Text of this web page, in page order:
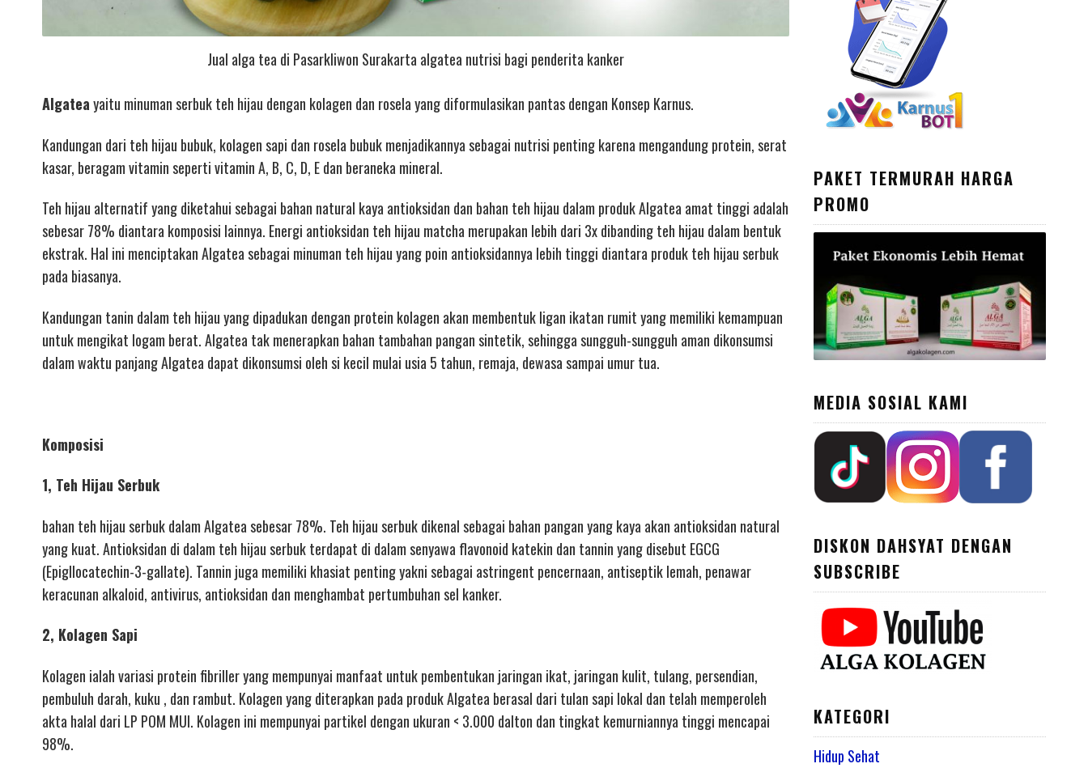
Jual alga tea di Pasarkliwon Surakarta algatea nutrisi bagi penderita kanker
Algateayaitu minuman serbuk teh hijau dengan kolagen dan rosela yang diformulasikan pantas dengan Konsep Karnus.
Kandungan dari teh hijau bubuk, kolagen sapi dan rosela bubuk menjadikannya sebagai nutrisi penting karena mengandung protein, serat
kasar, beragam vitamin seperti vitamin A, B, C, D, E dan beraneka mineral.
Teh hijau alternatif yang diketahui sebagai bahan natural kaya antioksidan dan bahan teh hijau dalam produk Algatea amat tinggi adalah
sebesar 78% diantara komposisi lainnya. Energi antioksidan teh hijau matcha merupakan lebih dari 3x dibanding teh hijau dalam bentuk
ekstrak. Hal ini menciptakan Algatea sebagai minuman teh hijau yang poin antioksidannya lebih tinggi diantara produk teh hijau serbuk
pada biasanya.
Kandungan tanin dalam teh hijau yang dipadukan dengan protein kolagen akan membentuk ligan ikatan rumit yang memiliki kemampuan
untuk mengikat logam berat. Algatea tak menerapkan bahan tambahan pangan sintetik, sehingga sungguh-sungguh aman dikonsumsi
dalam waktu panjang Algatea dapat dikonsumsi oleh si kecil mulai usia 5 tahun, remaja, dewasa sampai umur tua.
Komposisi
1, Teh Hijau Serbuk
bahan teh hijau serbuk dalam Algatea sebesar 78%. Teh hijau serbuk dikenal sebagai bahan pangan yang kaya akan antioksidan natural
yang kuat. Antioksidan di dalam teh hijau serbuk terdapat di dalam senyawa flavonoid katekin dan tannin yang disebut EGCG
(Epigllocatechin-3-gallate). Tannin juga memiliki khasiat penting yakni sebagai astringent pencernaan, antiseptik lemah, penawar
keracunan alkaloid, antivirus, antioksidan dan menghambat pertumbuhan sel kanker.
2, Kolagen Sapi
Kolagen ialah variasi protein fibriller yang mempunyai manfaat untuk pembentukan jaringan ikat, jaringan kulit, tulang, persendian,
pembuluh darah, kuku , dan rambut. Kolagen yang diterapkan pada produk Algatea berasal dari tulan sapi lokal dan telah memperoleh
akta halal dari LP POM MUI. Kolagen ini mempunyai partikel dengan ukuran < 3.000 dalton dan tingkat kemurniannya tinggi mencapai
98%.
PAKET TERMURAH HARGA
PROMO
MEDIA SOSIAL KAMI
DISKON DAHSYAT DENGAN
SUBSCRIBE
KATEGORI
Hidup Sehat